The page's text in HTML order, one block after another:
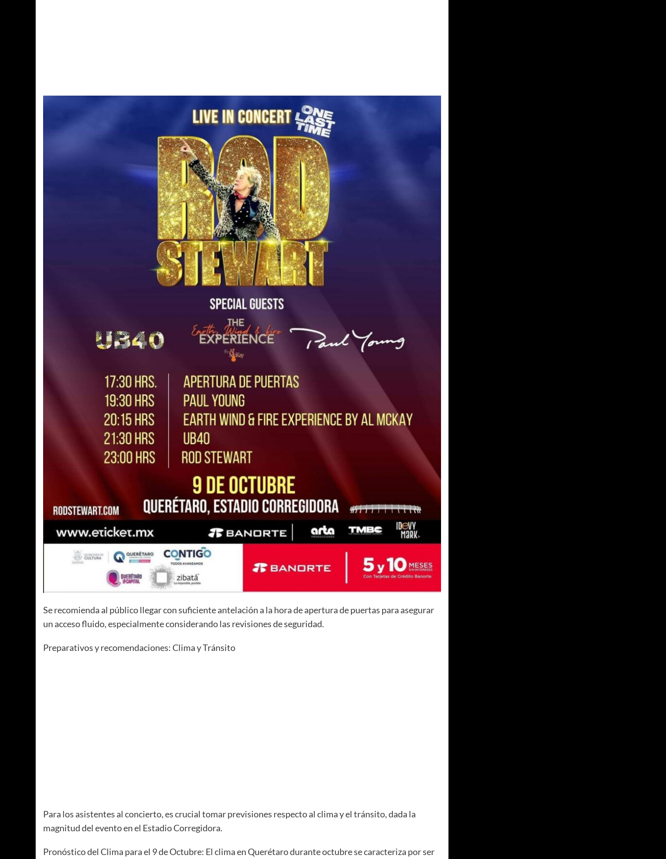
Se recomienda al público llegar con suficiente antelación a la hora de apertura de puertas para asegurar
un acceso fluido, especialmente considerando las revisiones de seguridad.
Preparativos y recomendaciones: Clima y Tránsito
Para los asistentes al concierto, es crucial tomar previsiones respecto al clima y el tránsito, dada la
magnitud del evento en el Estadio Corregidora.
Pronóstico del Clima para el 9 de Octubre: El clima en Querétaro durante octubre se caracteriza por ser